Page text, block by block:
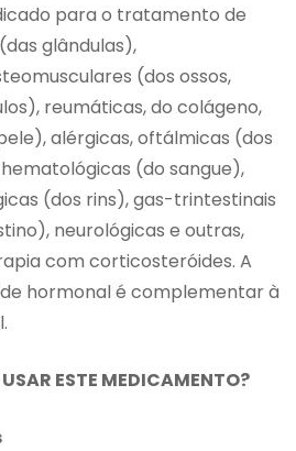
para o tratamento de
glândulas),
(dos ossos,
reumáticas, do colágeno,
alérgicas, oftálmicas (dos
(do sangue),
(dos rins), gas-trintestinais
neurológicas e outras,
com corticosteróides. A
hormonal é complementar à
ESTE MEDICAMENTO?